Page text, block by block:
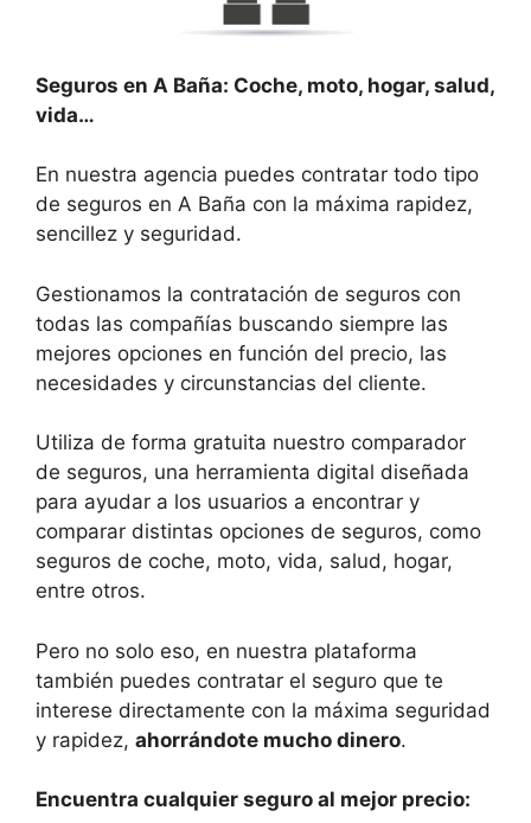
Seguros en A Baña: Coche, moto, hogar, salud,
vida…
En nuestra agencia puedes contratar todo tipo
de seguros en A Baña con la máxima rapidez,
sencillez y seguridad.
Gestionamos la contratación de seguros con
todas las compañías buscando siempre las
mejores opciones en función del precio, las
necesidades y circunstancias del cliente.
Utiliza de forma gratuita nuestro comparador
de seguros, una herramienta digital diseñada
para ayudar a los usuarios a encontrar y
comparar distintas opciones de seguros, como
seguros de coche, moto, vida, salud, hogar,
entre otros.
Pero no solo eso, en nuestra plataforma
también puedes contratar el seguro que te
interese directamente con la máxima seguridad
y rapidez, ahorrándote mucho dinero.
Encuentra cualquier seguro al mejor precio: